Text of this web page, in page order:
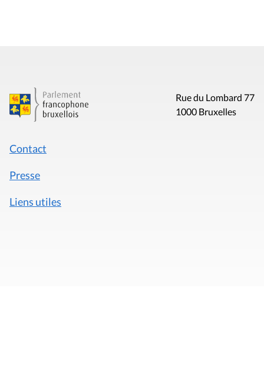
Rue du Lombard 77
1000 Bruxelles
Contact
Presse
Liens utiles